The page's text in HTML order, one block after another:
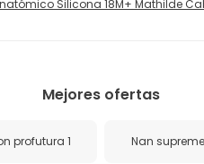
Silicona 18M+ Mathilde
Mejores ofertas
profutura 1 Nan